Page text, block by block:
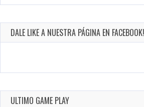
DALE LIKE A NUESTRA PÁGINA EN FACEBOOK!
ULTIMO GAME PLAY